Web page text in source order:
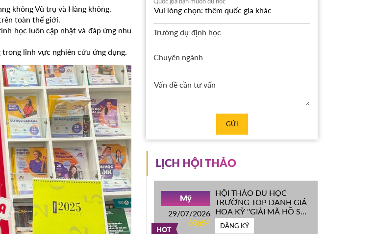
không Vũ trụ và Hàng không.
toàn thế giới.
học luôn cập nhật và đáp ứng nhu
lĩnh vực nghiên cứu ứng dụng.
Trường dự định học
Chuyên ngành
GỬI
LỊCH HỘI THẢO
HOT
Mỹ
29/07/2026
08h54
HỘI THẢO DU HỌC
TRƯỜNG TOP DANH GIÁ
HOA KỲ ''GIẢI MÃ HỒ SƠ
IVY LEAGUE''
ĐĂNG KÝ